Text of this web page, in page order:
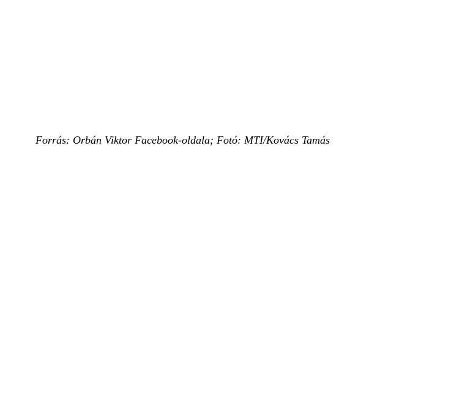
Forrás: Orbán Viktor Facebook-oldala; Fotó: MTI/Kovács Tamás